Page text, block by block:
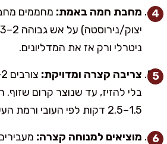
מחבת חמה באמת: מחממים
ניטרלי ורק אז את המדליונים.
צריבה קצרה ומדויקת:
בלי להזיז, עד שנוצר קרום שזוף.
1.5–2.5 דקות לפי העובי ורמת העשייה שאתם אוהבים.
מוציאים למנוחה קצרה: